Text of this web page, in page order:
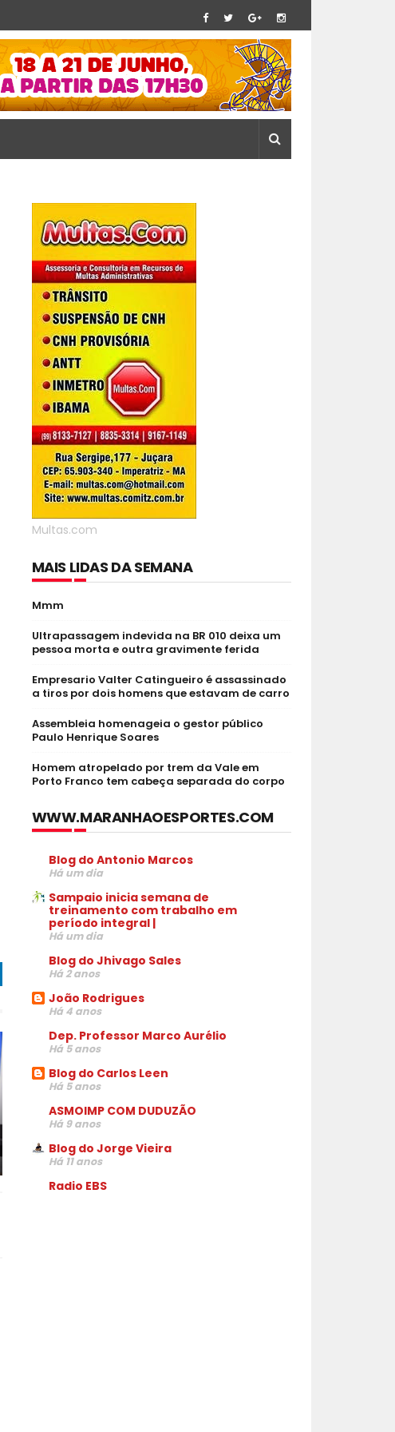
Multas.com
MAIS LIDAS DA SEMANA
Mmm
Ultrapassagem indevida na BR 010 deixa um
pessoa morta e outra gravimente ferida
Empresario Valter Catingueiro é assassinado
a tiros por dois homens que estavam de carro
Assembleia homenageia o gestor público
Paulo Henrique Soares
Homem atropelado por trem da Vale em
Porto Franco tem cabeça separada do corpo
WWW.MARANHAOESPORTES.COM
Blog do Antonio Marcos
Há um dia
Sampaio inicia semana de
treinamento com trabalho em
período integral |
Há um dia
Blog do Jhivago Sales
Há 2 anos
João Rodrigues
Há 4 anos
Dep. Professor Marco Aurélio
Há 5 anos
Blog do Carlos Leen
Há 5 anos
ASMOIMP COM DUDUZÃO
Há 9 anos
Blog do Jorge Vieira
Há 11 anos
Radio EBS